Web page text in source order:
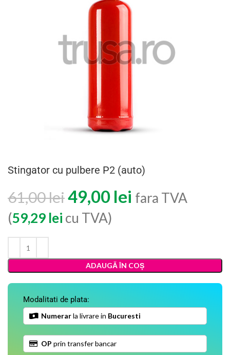
Stingator cu pulbere P2 (auto)
61,00lei49,00 lei fara TVA
(59,29 lei cu TVA)
ADAUGĂ ÎN COȘ
Modalitati de plata:
Numerarla livrare in Bucuresti
OP prin transfer bancar